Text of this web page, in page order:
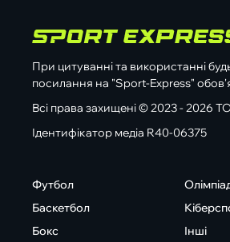
При цитуванні та використанні
посилання на "Sport-Express"
Всі права захищені © 2023 - 2026
Ідентифікатор медіа R40-06375
Футбол
Баскетбол
Бокс
Інші